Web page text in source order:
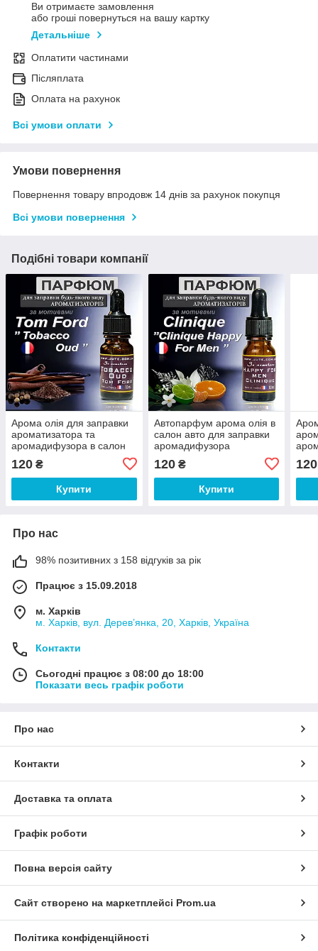
Ви отримаєте замовлення
або гроші повернуться на вашу картку
Детальніше
Оплатити частинами
Післяплата
Оплата на рахунок
Всі умови оплати
Умови повернення
Повернення товару впродовж 14 днів за рахунок покупця
Всі умови повернення
Подібні товари компанії
Арома олія для заправки
ароматизатора та
аромадифузора в салон
авто, пахучки в машину,
авто парфуми 10 мл
120 ₴
Купити
Автопарфум арома олія в
салон авто для заправки
аромадифузора
ароматизатора пахучки в
машину авто парфуми 10
мл
120₴
Купити
120
Про нас
98% позитивних з 158 відгуків за рік
Працює з 15.09.2018
м. Харків
м. Харків, вул. Дерев’янка, 20, Харків, Україна
Контакти
Сьогодні працює з 08:00 до 18:00
Показати весь графік роботи
Про нас
Контакти
Доставка та оплата
Графік роботи
Повна версія сайту
Сайт створено на маркетплейсі Prom.ua
Політика конфіденційності